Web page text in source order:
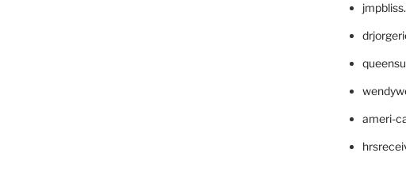
ameri-